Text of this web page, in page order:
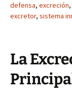
defensa, excreción,
excretor, sistema
La